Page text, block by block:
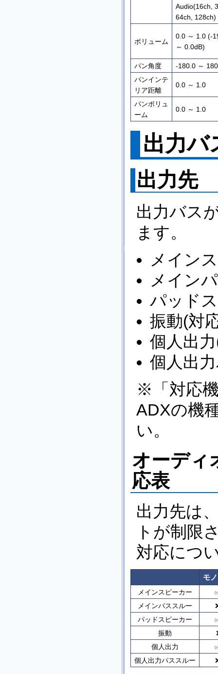
Audio(16ch,
64ch, 128ch)
ボリューム
0.0 ～ 1.0 (-
～ 0.0dB)
パン角度
-180.0 ～
パンインテ
リア距離
0.0 ～ 1.0
パンボリュ
ーム
0.0 ～ 1.0
出力バ
出力先
出力バス
ます。
メイン
メイン
パッド
振動(対
個人出
個人出
※「対応
ADXの機
い。
オーディ
応表
出力先は
トが制限
対応につ
モ
メインスピーカー
メインパススルー
パッドスピーカー
振動
個人出力
個人出力パススルー